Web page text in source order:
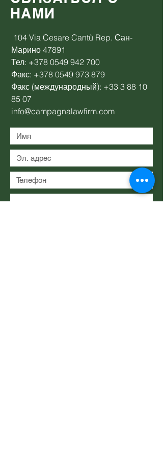
НАМИ
104 Via Cesare Cantù Rep. Сан-
Марино 47891
Тел: +378 0549 942 700
Факс: +378 0549 973 879
Факс (международный): +33 3 88 10
85 07
info@campagnalawfirm.com